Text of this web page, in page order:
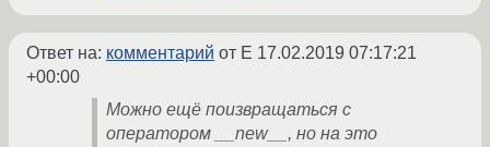
Ответ на: комментарий от E 17.02.2019 07:17:21
+00:00
Можно ещё поизвращаться с
оператором __new__, но на это